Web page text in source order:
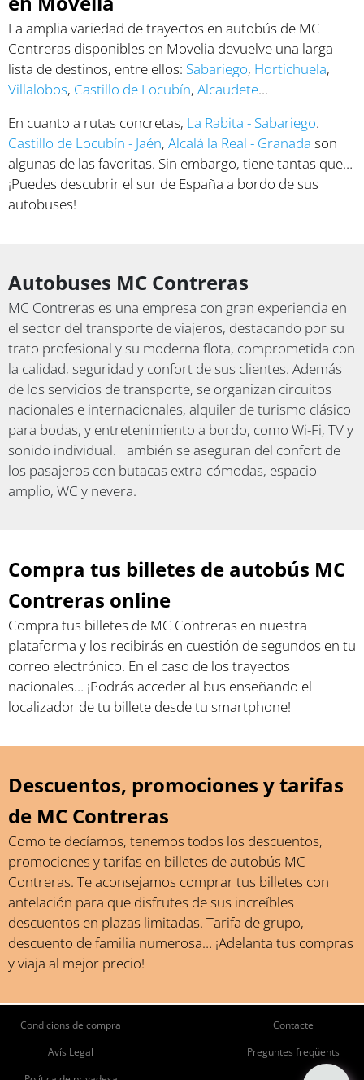
La amplia variedad de trayectos en autobús de MC
Contreras disponibles en Movelia devuelve una larga
lista de destinos, entre ellos: Sabariego, Hortichuela,
Villalobos, Castillo de Locubín, Alcaudete...
En cuanto a rutas concretas, La Rabita - Sabariego.
Castillo de Locubín - Jaén, Alcalá la Real - Granada son
algunas de las favoritas. Sin embargo, tiene tantas que…
¡Puedes descubrir el sur de España a bordo de sus
autobuses!
Autobuses MC Contreras
MC Contreras es una empresa con gran experiencia en
el sector del transporte de viajeros, destacando por su
trato profesional y su moderna flota, comprometida con
la calidad, seguridad y confort de sus clientes. Además
de los servicios de transporte, se organizan circuitos
nacionales e internacionales, alquiler de turismo clásico
para bodas, y entretenimiento a bordo, como Wi-Fi, TV y
sonido individual. También se aseguran del confort de
los pasajeros con butacas extra-cómodas, espacio
amplio, WC y nevera.
Compra tus billetes de autobús MC
Contreras online
Compra tus billetes de MC Contreras en nuestra
plataforma y los recibirás en cuestión de segundos en tu
correo electrónico. En el caso de los trayectos
nacionales… ¡Podrás acceder al bus enseñando el
localizador de tu billete desde tu smartphone!
Descuentos, promociones y tarifas
de MC Contreras
Como te decíamos, tenemos todos los descuentos,
promociones y tarifas en billetes de autobús MC
Contreras. Te aconsejamos comprar tus billetes con
antelación para que disfrutes de sus increíbles
descuentos en plazas limitadas. Tarifa de grupo,
descuento de familia numerosa… ¡Adelanta tus compras
y viaja al mejor precio!
Condicions de compra
Avís Legal
Contacte
Preguntes freqüents